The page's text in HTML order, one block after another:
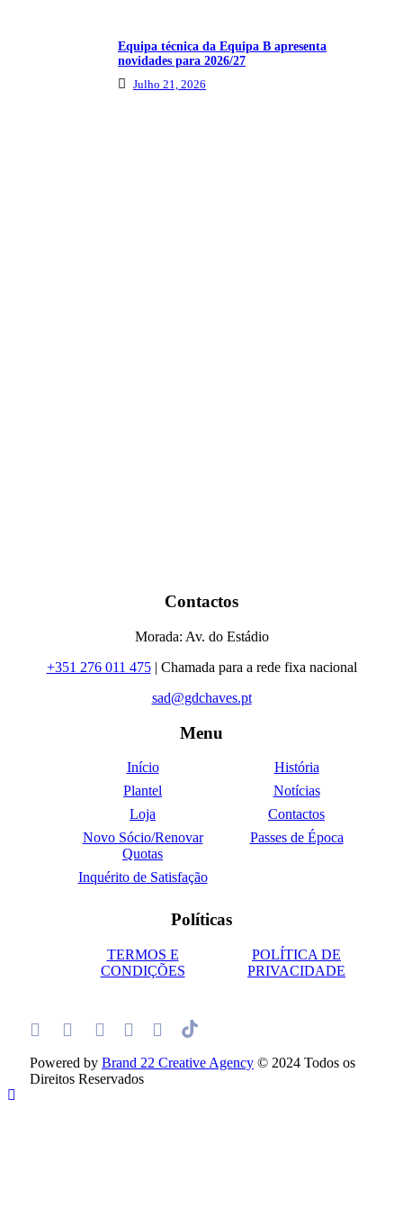
Equipa técnica da Equipa B apresenta
novidades para 2026/27
Julho 21, 2026
Contactos
Morada: Av. do Estádio
+351 276 011 475| Chamada para a rede fixa nacional
sad@gdchaves.pt
Menu
Início
História
Plantel
Notícias
Loja
Contactos
Novo Sócio/Renovar
Quotas
Passes de Época
Inquérito de Satisfação
Políticas
TERMOS E
CONDIÇÕES
POLÍTICA DE
PRIVACIDADE
Powered by Brand 22 Creative Agency © 2024 Todos os
Direitos Reservados